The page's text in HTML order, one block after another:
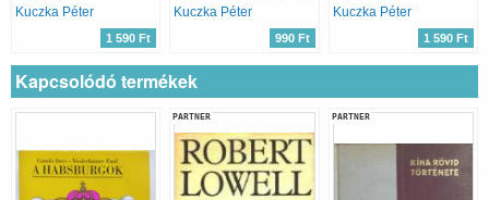
Kuczka Péter
1 590 Ft
Kuczka Péter
990 Ft
Kuczka Péter
1 590 Ft
Kapcsolódó termékek
PARTNER PARTNER